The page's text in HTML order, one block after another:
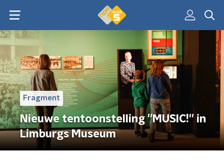
Fragment
Nieuwe tentoonstelling ''MUSIC!'' in
Limburgs Museum